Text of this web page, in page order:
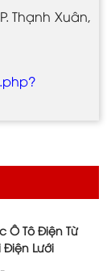
Thạnh Xuân,
Ô Tô Điện Từ
Điện Lưới